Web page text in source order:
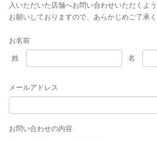
入いただいた店舗へお問い合わせいただくよう
お願いしておりますので、あらかじめご了承く
お名前
姓
名
メールアドレス
お問い合わせの内容